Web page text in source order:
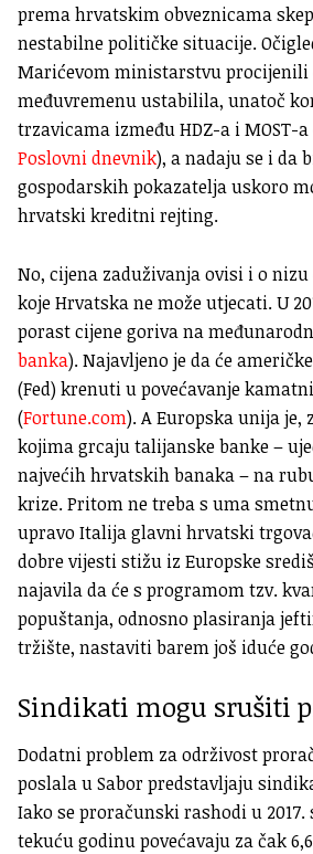
prema hrvatskim obveznicama
nestabilne političke situacije.
Marićevom ministarstvu procijenili
međuvremenu ustabilila, unatoč
trzavicama između HDZ-a i MOST-a
Poslovni dnevnik), a nadaju se i da
gospodarskih pokazatelja uskoro
hrvatski kreditni rejting.
No, cijena zaduživanja ovisi i o
koje Hrvatska ne može utjecati. U
porast cijene goriva na
banka). Najavljeno je da će
(Fed) krenuti u povećavanje
(Fortune.com). A Europska unija je,
kojima grcaju talijanske banke –
najvećih hrvatskih banaka – na
krize. Pritom ne treba s uma
upravo Italija glavni hrvatski
dobre vijesti stižu iz Europske
najavila da će s programom tzv.
popuštanja, odnosno plasiranja
tržište, nastaviti barem još iduće
Sindikati mogu srušiti
Dodatni problem za održivost
poslala u Sabor predstavljaju
Iako se proračunski rashodi u
tekuću godinu povećavaju za čak